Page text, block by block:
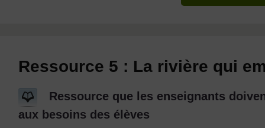
Ressource 5 : La rivière qui
Ressource que les enseignants
aux besoins des élèves